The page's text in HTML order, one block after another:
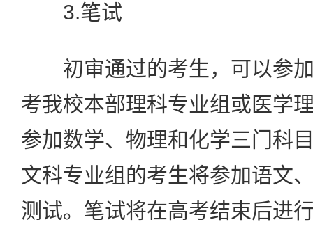
3.笔试
初审通过的考生，可以参加
考我校本部理科专业组或医学
参加数学、物理和化学三门科
文科专业组的考生将参加语文
测试。笔试将在高考结束后进